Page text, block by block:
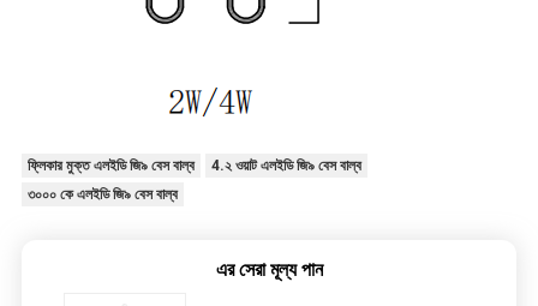
ফ্লিকার মুক্ত এলইডি জি৯ বেস বাল্ব
4.২ ওয়াট এলইডি জি৯ বেস বাল্ব
৩০০০ কে এলইডি জি৯ বেস বাল্ব
এর সেরা মূল্য পান